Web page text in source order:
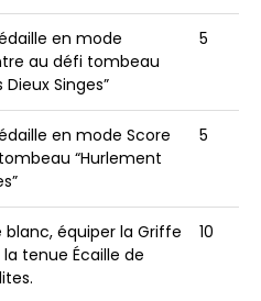
en mode
au défi tombeau
Singes”
5
en mode Score
“Hurlement
5
équiper la Griffe
tenue Écaille de
10